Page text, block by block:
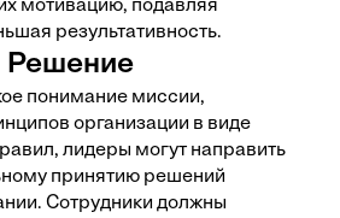
мотивацию, подавляя
результативность.
Решение
понимание миссии,
организации в виде
лидеры могут направить
принятию решений
Сотрудники должны